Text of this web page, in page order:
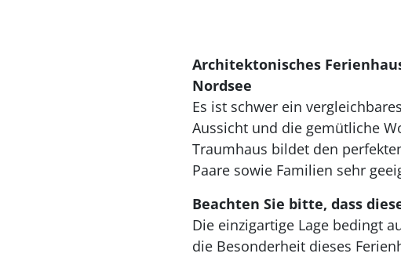
Architektonisches
Nordsee
Es ist schwer ein
Aussicht und die gemütliche
Traumhaus bildet den
Paare sowie Familien sehr
Beachten Sie bitte, dass
Die einzigartige Lage bedingt
die Besonderheit dieses Ferienhauses. Die